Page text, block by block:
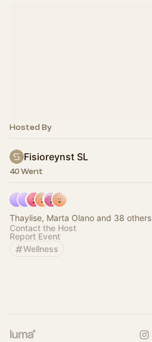
Hosted By
Fisioreynst SL
40 Went
Thaylise, Marta Olano and 38 others
Contact the Host
Report Event
Wellness